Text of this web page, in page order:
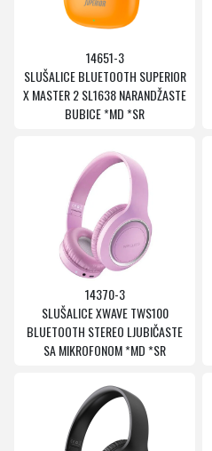
14651-3
SLUŠALICE BLUETOOTH SUPERIOR
X MASTER 2 SL1638 NARANDŽASTE
BUBICE *MD *SR
14370-3
SLUŠALICE XWAVE TWS100
BLUETOOTH STEREO LJUBIČASTE
SA MIKROFONOM *MD *SR